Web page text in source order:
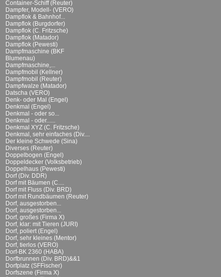
Container-Schiff (Reuter)
Dampfer, Modell- (VERO)
Dampflok & Bahnhof...
Dampflok (Burgdorfer)
Dampflok (C. Fritzsche)
Dampflok (Matador)
Dampflok (Pewesti)
Dampfmaschine (BKF
Blumenau)
Dampfmaschine,...
Dampfmobil (Kellner)
Dampfmobil (Reuter)
Dampfwalze (Matador)
Datscha (VERO)
Denk- oder Mal (Engel)
Denkmal (Engel)
Denkmal - oder so...
Denkmal - oder......
Denkmal XYZ (C. Fritzsche)
Denkmal, sehr einfaches (Div....
Der kleine Schwede (Sina)
Diverses (Reuter)
Doppelbogen (Engel)
Doppeldecker (Volksbetrieb)
Doppelhaus (Pewesti)
Dorf (Div. DDR)
Dorf mit Bäumen (C....
Dorf mit Fluss (Div. BRD)
Dorf mit Rundbäumen (Reuter)
Dorf, ausgestorben...
Dorf, ausgestorben...
Dorf, großes (Firma X)
Dorf, klar: mit Tieren (JURI)
Dorf, poliert (Engel)
Dorf, sehr kleines (Mentor)
Dorf, tierlos (VERO)
Dorf-BK 2360 (HABA)
Dorfbrunnen (Div. BRD)&&1
Dorfplatz (SFFischer)
Dorfszene (Firma X)